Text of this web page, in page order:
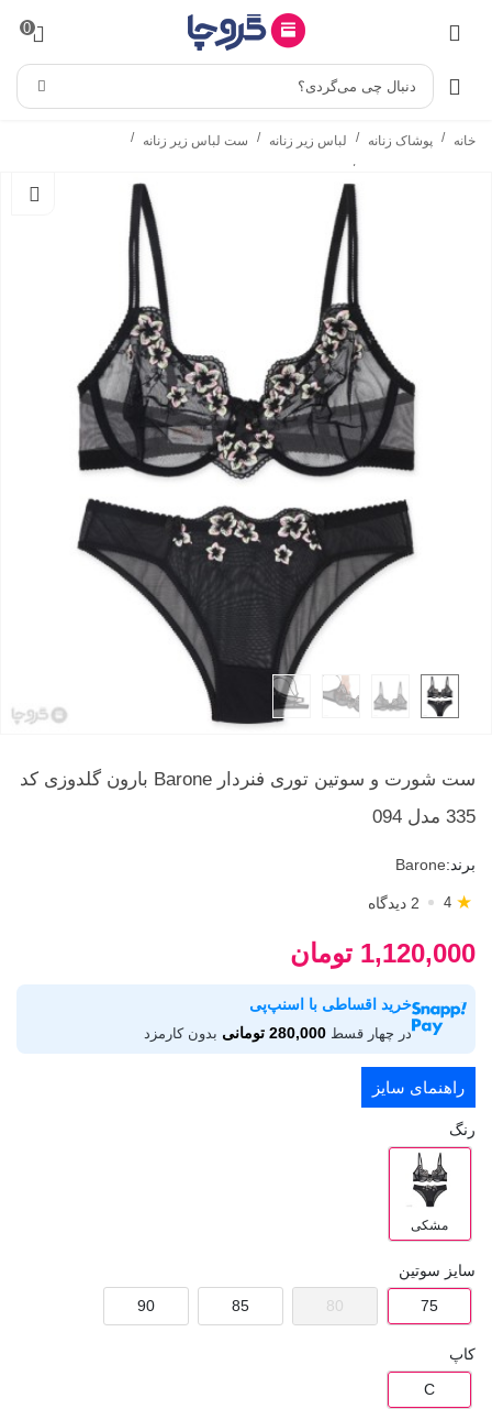
0
دنبال چی می‌گردی؟
خانه / پوشاک زنانه / لباس زیر زنانه / ست لباس زیر زنانه /
/
ست شورت و سوتین توری فنردار Barone بارون گلدوزی کد
335 مدل 094
برند:Barone
4 ★ 2 دیدگاه
1,120,000 تومان
خرید اقساطی با اسنپ‌پی
در چهار قسط 280,000 تومانی بدون کارمزد
راهنمای سایز
رنگ
مشکی
سایز سوتین
75
80
85
90
کاپ
C